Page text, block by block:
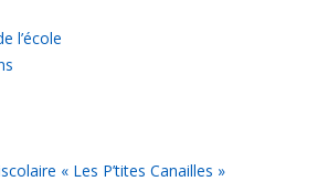
l’école
« Les P’tites Canailles »